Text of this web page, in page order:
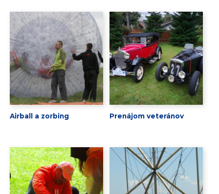
Airball a zorbing Prenájom veteránov